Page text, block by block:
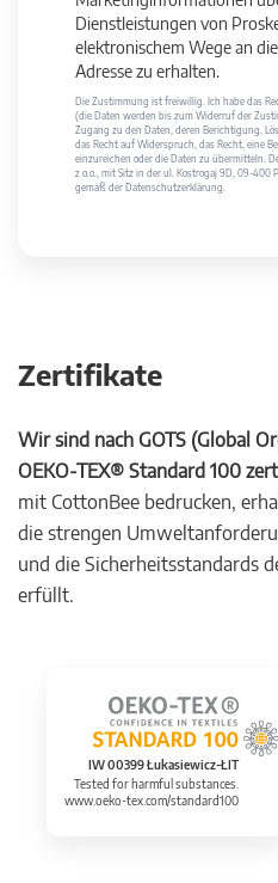
Dienstleistungen von
elektronischem Wege an
Adresse zu erhalten.
Die Zustimmung ist freiwillig. Ich habe das
(die Daten werden bis zum Widerruf der
Zugang zu den Daten, deren Berichtigung,
das Recht auf Widerspruch, das Recht, eine
einzureichen oder die Daten zu übermitteln.
z o.o., mit Sitz in der ul. Kostrogaj 9D, 09-400
gemäß der Datenschutzerklärung.
Zertifikate
Wir sind nach GOTS (Global
OEKO-TEX® Standard 100
mit CottonBee bedrucken,
die strengen
und die Sicherheitsstandards
erfüllt.
IW 00399 Łukasiewicz-ŁIT
Tested for harmful substances.
www.oeko-tex.com/standard100